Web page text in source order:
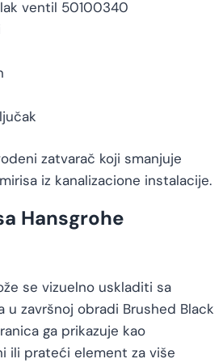
ventil 50100340
zatvarač koji smanjuje
iz kanalizacione instalacije.
Hansgrohe
se vizuelno uskladiti sa
u završnoj obradi Brushed Black
ga prikazuje kao
ili prateći element za više